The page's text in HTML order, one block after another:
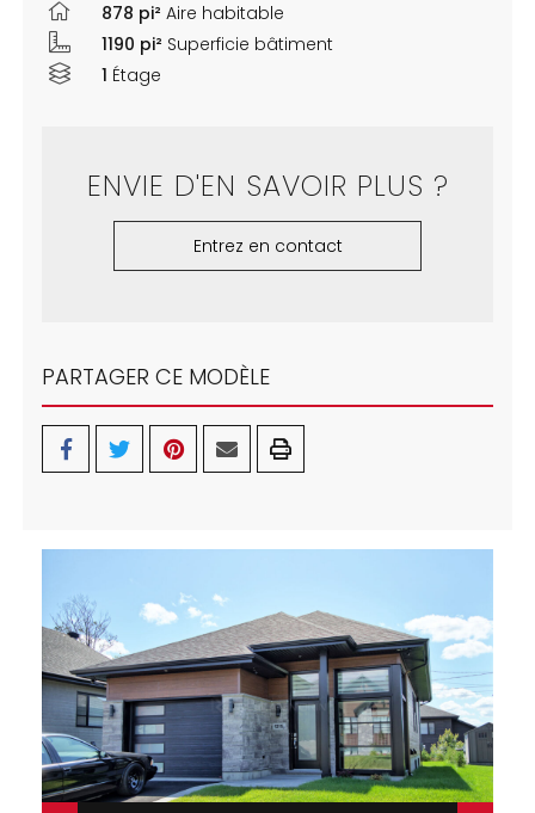
878 pi² Aire habitable
1190 pi² Superficie bâtiment
1 Étage
ENVIE D'EN SAVOIR PLUS ?
Entrez en contact
PARTAGER CE MODÈLE